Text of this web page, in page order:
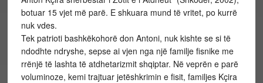
botuar 15 vjet më parë. E shkuara mund të vritet, po kurrë
nuk vdes.
Tek patrioti bashkëkohorë don Antoni, nuk kishte se si të
ndodhte ndryshe, sepse ai vjen nga një familje fisnike me
rrënjë të lashta të atdhetarizmit shqiptar. Në veprën e parë
voluminoze, kemi trajtuar jetëshkrimin e fisit, familjes Kçira